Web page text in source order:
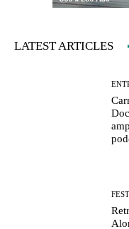
LATEST ARTICLES